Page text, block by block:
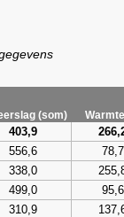
(som)
403,9
556,6 78,7
338,0
499,0 95,6
310,9